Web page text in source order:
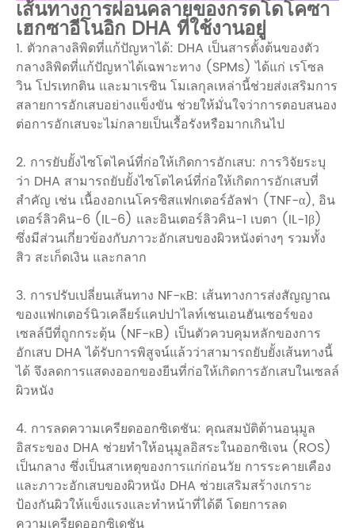
เส้นทางการผ่อนคลายของกรดโดโคซา
เฮกซาอีโนอิก DHA ที่ใช้งานอยู่
1. ตัวกลางลิพิดที่แก้ปัญหาได้: DHA เป็นสารตั้งต้นของตัว
กลางลิพิดที่แก้ปัญหาได้เฉพาะทาง (SPMs) ได้แก่ เรโซล
วิน โปรเทกติน และมาเรซิน โมเลกุลเหล่านี้ช่วยส่งเสริมการ
สลายการอักเสบอย่างแข็งขัน ช่วยให้มั่นใจว่าการตอบสนอง
ต่อการอักเสบจะไม่กลายเป็นเรื้อรังหรือมากเกินไป
2. การยับยั้งไซโตไคน์ที่ก่อให้เกิดการอักเสบ: การวิจัยระบุ
ว่า DHA สามารถยับยั้งไซโตไคน์ที่ก่อให้เกิดการอักเสบที่
สำคัญ เช่น เนื้องอกเนโครซิสแฟกเตอร์อัลฟา (TNF-α), อิน
เตอร์ลิวคิน-6 (IL-6) และอินเตอร์ลิวคิน-1 เบตา (IL-1β)
ซึ่งมีส่วนเกี่ยวข้องกับภาวะอักเสบของผิวหนังต่างๆ รวมทั้ง
สิว สะเก็ดเงิน และกลาก
3. การปรับเปลี่ยนเส้นทาง NF-κB: เส้นทางการส่งสัญญาณ
ของแฟกเตอร์นิวเคลียร์แคปปาไลท์เชนเอนฮันเซอร์ของ
เซลล์บีที่ถูกกระตุ้น (NF-κB) เป็นตัวควบคุมหลักของการ
อักเสบ DHA ได้รับการพิสูจน์แล้วว่าสามารถยับยั้งเส้นทางนี้
ได้ จึงลดการแสดงออกของยีนที่ก่อให้เกิดการอักเสบในเซลล์
ผิวหนัง
4. การลดความเครียดออกซิเดชัน: คุณสมบัติต้านอนุมูล
อิสระของ DHA ช่วยทำให้อนุมูลอิสระในออกซิเจน (ROS)
เป็นกลาง ซึ่งเป็นสาเหตุของการแก่ก่อนวัย การระคายเคือง
และภาวะอักเสบของผิวหนัง DHA ช่วยเสริมสร้างเกราะ
ป้องกันผิวให้แข็งแรงและทำหน้าที่ได้ดี โดยการลด